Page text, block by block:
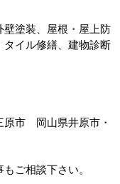
壁塗装、屋根・屋上防
タイル修繕、建物診断
原市 岡山県井原市・
ご相談下さい。